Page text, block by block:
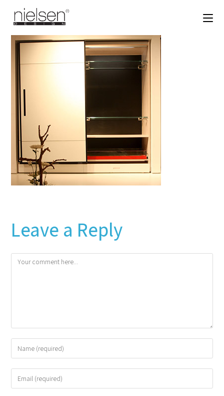
Leave a Reply